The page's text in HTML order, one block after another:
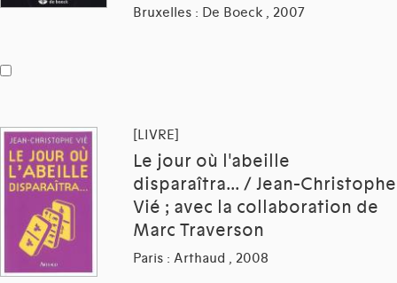
Bruxelles : De Boeck , 2007
[LIVRE]
Le jour où l'abeille
disparaîtra... / Jean-Christophe
Vié ; avec la collaboration de
Marc Traverson
Paris : Arthaud , 2008